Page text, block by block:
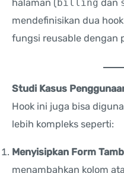
halaman ( billing dan
mendefinisikan dua
fungsi reusable dengan
Studi Kasus
Hook ini juga bisa
lebih kompleks seperti:
Menyisipkan Form
menambahkan kolom